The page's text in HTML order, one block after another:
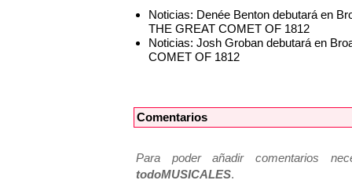
Noticias: Denée Benton debutará en
THE GREAT COMET OF 1812
Noticias: Josh Groban debutará en
COMET OF 1812
Comentarios
Para poder añadir comentarios
todoMUSICALES.